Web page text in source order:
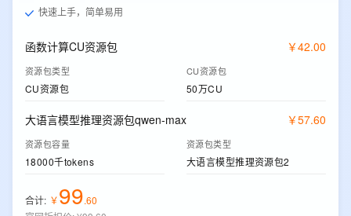
快速上手，简单易用
函数计算CU资源包 ￥42.00
资源包类型
CU资源包
CU资源包
50万CU
大语言模型推理资源包qwen-max ￥57.60
资源包容量
18000千tokens
资源包类型
大语言模型推理资源包2
合计: ￥99.60